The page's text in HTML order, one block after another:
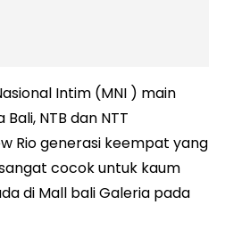
Intim (MNI ) main
NTB dan NTT
Rio generasi keempat yang
cocok untuk kaum
di Mall bali Galeria pada